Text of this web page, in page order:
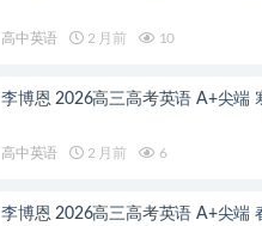
高中英语 2 月前 10
李博恩 2026高三高考英语 A+尖端
高中英语 2 月前 6
李博恩 2026高三高考英语 A+尖端